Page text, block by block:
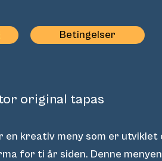
Betingelser
original tapas​
en kreativ meny som er
for ti år siden. Denne